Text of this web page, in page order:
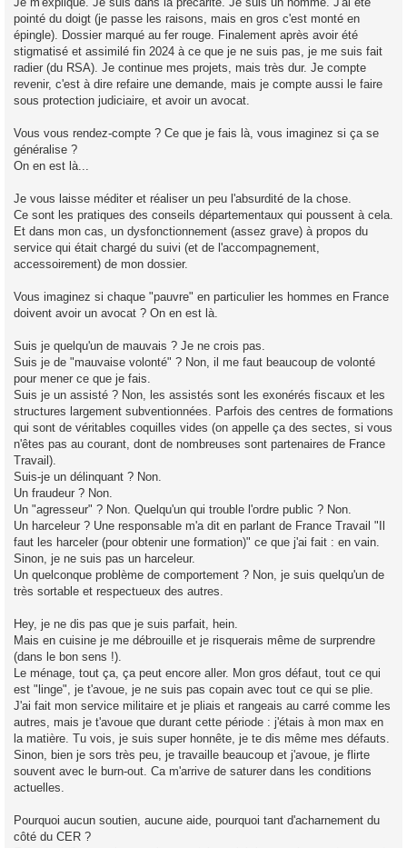
pointé du doigt (je passe les raisons, mais en gros c'est monté en
épingle). Dossier marqué au fer rouge. Finalement après avoir été
stigmatisé et assimilé fin 2024 à ce que je ne suis pas, je me suis fait
radier (du RSA). Je continue mes projets, mais très dur. Je compte
revenir, c'est à dire refaire une demande, mais je compte aussi le faire
sous protection judiciaire, et avoir un avocat.
Vous vous rendez-compte ? Ce que je fais là, vous imaginez si ça se
généralise ?
On en est là...
Je vous laisse méditer et réaliser un peu l'absurdité de la chose.
Ce sont les pratiques des conseils départementaux qui poussent à cela.
Et dans mon cas, un dysfonctionnement (assez grave) à propos du
service qui était chargé du suivi (et de l'accompagnement,
accessoirement) de mon dossier.
Vous imaginez si chaque "pauvre" en particulier les hommes en France
doivent avoir un avocat ? On en est là.
Suis je quelqu'un de mauvais ? Je ne crois pas.
Suis je de "mauvaise volonté" ? Non, il me faut beaucoup de volonté
pour mener ce que je fais.
Suis je un assisté ? Non, les assistés sont les exonérés fiscaux et les
structures largement subventionnées. Parfois des centres de formations
qui sont de véritables coquilles vides (on appelle ça des sectes, si vous
n'êtes pas au courant, dont de nombreuses sont partenaires de France
Travail).
Suis-je un délinquant ? Non.
Un fraudeur ? Non.
Un "agresseur" ? Non. Quelqu'un qui trouble l'ordre public ? Non.
Un harceleur ? Une responsable m'a dit en parlant de France Travail "Il
faut les harceler (pour obtenir une formation)" ce que j'ai fait : en vain.
Sinon, je ne suis pas un harceleur.
Un quelconque problème de comportement ? Non, je suis quelqu'un de
très sortable et respectueux des autres.
Hey, je ne dis pas que je suis parfait, hein.
Mais en cuisine je me débrouille et je risquerais même de surprendre
(dans le bon sens !).
Le ménage, tout ça, ça peut encore aller. Mon gros défaut, tout ce qui
est "linge", je t'avoue, je ne suis pas copain avec tout ce qui se plie.
J'ai fait mon service militaire et je pliais et rangeais au carré comme les
autres, mais je t'avoue que durant cette période : j'étais à mon max en
la matière. Tu vois, je suis super honnête, je te dis même mes défauts.
Sinon, bien je sors très peu, je travaille beaucoup et j'avoue, je flirte
souvent avec le burn-out. Ca m'arrive de saturer dans les conditions
actuelles.
Pourquoi aucun soutien, aucune aide, pourquoi tant d'acharnement du
côté du CER ?